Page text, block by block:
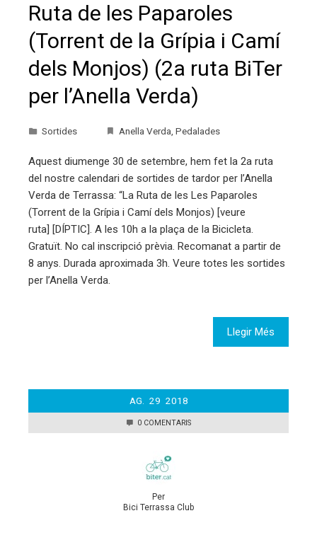
Ruta de les Paparoles
(Torrent de la Grípia i Camí
dels Monjos) (2a ruta BiTer
per l’Anella Verda)
Sortides Anella Verda, Pedalades
Aquest diumenge 30 de setembre, hem fet la 2a ruta
del nostre calendari de sortides de tardor per l’Anella
Verda de Terrassa: “La Ruta de les Les Paparoles
(Torrent de la Grípia i Camí dels Monjos) [veure
ruta] [DÍPTIC]. A les 10h a la plaça de la Bicicleta.
Gratuït. No cal inscripció prèvia. Recomanat a partir de
8 anys. Durada aproximada 3h. Veure totes les sortides
per l’Anella Verda.
Llegir Més
AG. 29 2018
0 COMENTARIS
Per
Bici Terrassa Club